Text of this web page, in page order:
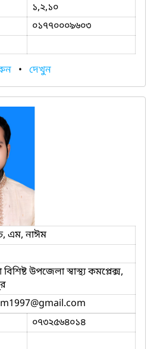
১,২,১০
০১৭৭০০০৯৬০৩
• দেখুন
এম, নাঈম
উপজেলা স্বাস্থ্য কমপ্লেক্স,
@gmail.com
০৭৩২৫৬৪০১৪